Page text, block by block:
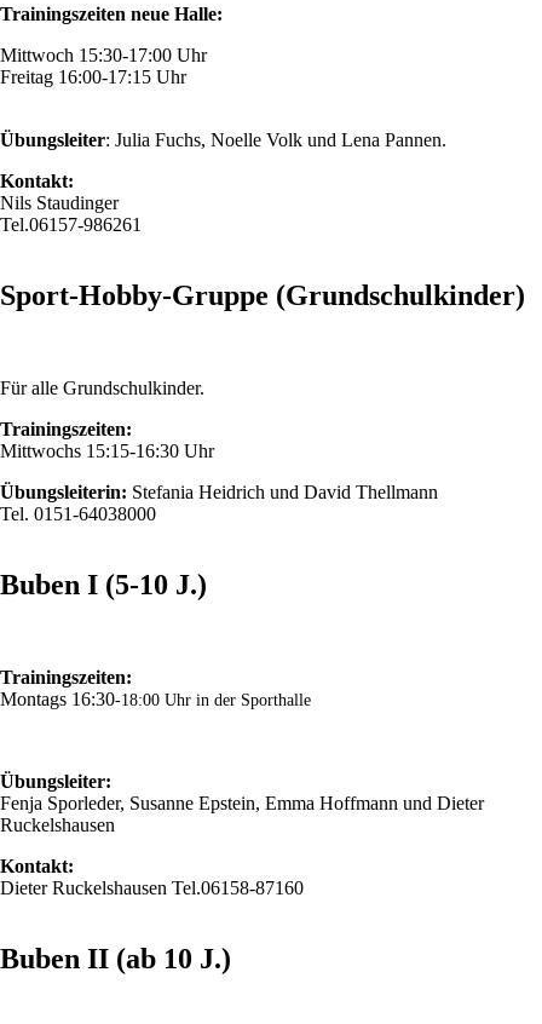
Trainingszeiten neue Halle:
Mittwoch 15:30-17:00 Uhr
Freitag 16:00-17:15 Uhr
Übungsleiter: Julia Fuchs, Noelle Volk und Lena Pannen.
Kontakt:
Nils Staudinger
Tel.06157-986261
Sport-Hobby-Gruppe (Grundschulkinder)
Für alle Grundschulkinder.
Trainingszeiten:
Mittwochs 15:15-16:30 Uhr
Übungsleiterin: Stefania Heidrich und David Thellmann
Tel. 0151-64038000
Buben I (5-10 J.)
Trainingszeiten:
Montags 16:30-18:00 Uhr in der Sporthalle
Übungsleiter:
Fenja Sporleder, Susanne Epstein, Emma Hoffmann und Dieter
Ruckelshausen
Kontakt:
Dieter Ruckelshausen Tel.06158-87160
Buben II (ab 10 J.)